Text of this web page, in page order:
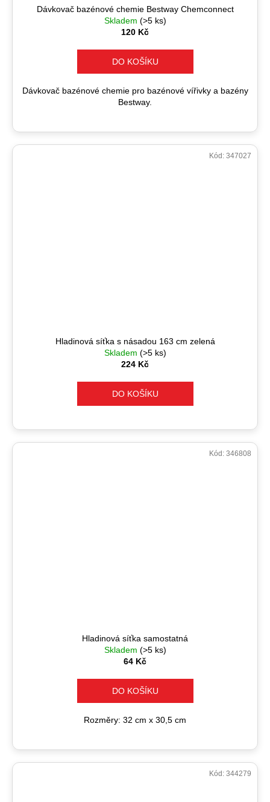
Dávkovač bazénové chemie Bestway Chemconnect
Skladem (>5 ks)
120 Kč
DO KOŠÍKU
Dávkovač bazénové chemie pro bazénové vířivky a bazény
Bestway.
Hladinová síťka s násadou 163 cm zelená
Skladem (>5 ks)
224 Kč
DO KOŠÍKU
Kód: 347027
Hladinová síťka samostatná
Skladem (>5 ks)
64 Kč
DO KOŠÍKU
Rozměry: 32 cm x 30,5 cm
Kód: 346808
Kód: 344279